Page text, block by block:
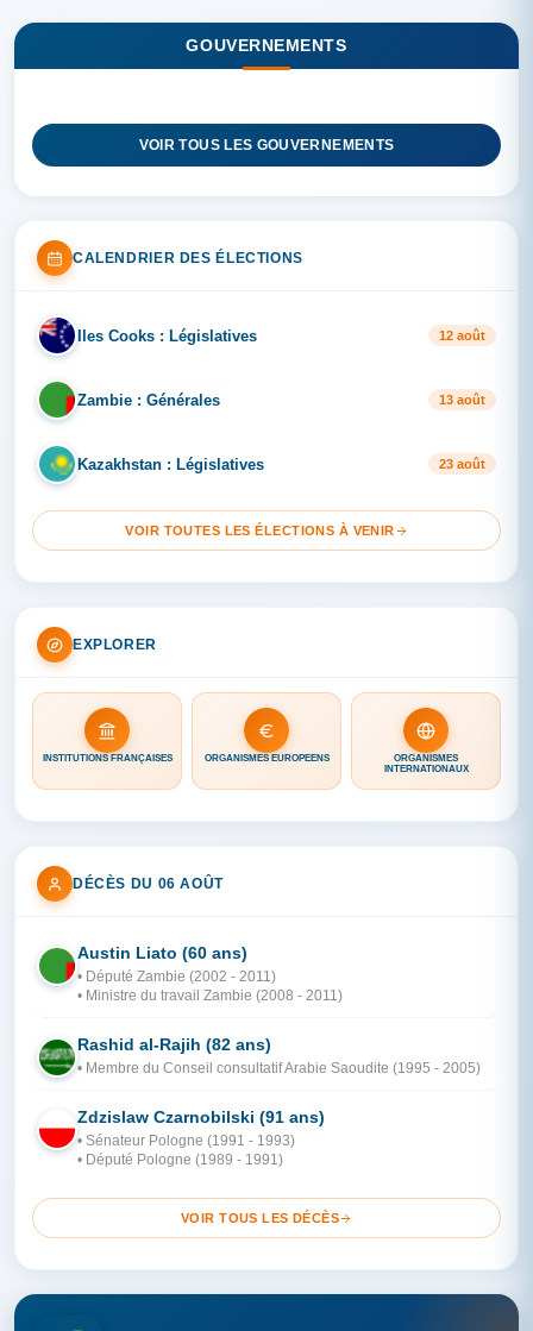
GOUVERNEMENTS
VOIR TOUS LES GOUVERNEMENTS
CALENDRIER DES ÉLECTIONS
IL Iles Cooks : Législatives 12 août
ZA Zambie : Générales 13 août
KA Kazakhstan : Législatives 23 août
VOIR TOUTES LES ÉLECTIONS À VENIR
EXPLORER
INSTITUTIONS FRANÇAISES ORGANISMES EUROPÉENS
ORGANISMES
INTERNATIONAUX
DÉCÈS DU 06 AOÛT
ZA
Austin Liato (60 ans)
• Député Zambie (2002 - 2011)
• Ministre du travail Zambie (2008 - 2011)
AR
Rashid al-Rajih (82 ans)
• Membre du Conseil consultatif Arabie Saoudite (1995 - 2005)
PO
Zdzislaw Czarnobilski (91 ans)
• Sénateur Pologne (1991 - 1993)
• Député Pologne (1989 - 1991)
VOIR TOUS LES DÉCÈS